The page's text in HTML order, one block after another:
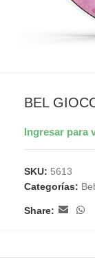
BEL
Ingresar para
SKU: 5613
Categorías:
Share: